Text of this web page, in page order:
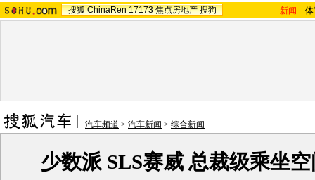
搜狐 ChinaRen 17173 焦点房地产 搜狗 新闻 -
汽车频道 > 汽车新闻 > 综合新闻
少数派 SLS赛威 总裁级乘坐